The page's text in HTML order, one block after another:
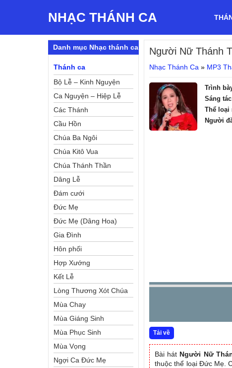
NHẠC THÁNH CA
Người Nữ Thánh
Nhạc Thánh Ca » MP3
Trình
Sáng tác
Thể loại
Người
Tải về
Bài hát Người Nữ
thuộc thể loại Đức Mẹ.
Danh mục Nhạc thánh ca
Thánh ca
Bộ Lễ – Kinh Nguyện
Ca Nguyện – Hiệp Lễ
Các Thánh
Cầu Hồn
Chúa Ba Ngôi
Chúa Kitô Vua
Chúa Thánh Thần
Dâng Lễ
Đám cưới
Đức Mẹ
Đức Mẹ (Dâng Hoa)
Gia Đình
Hôn phối
Hợp Xướng
Kết Lễ
Lòng Thương Xót Chúa
Mùa Chay
Mùa Giáng Sinh
Mùa Phục Sinh
Mùa Vọng
Ngợi Ca Đức Mẹ